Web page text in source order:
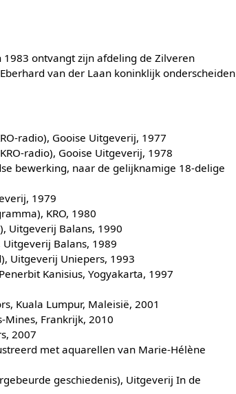
1983 ontvangt zijn afdeling de Zilveren
van der Laan koninklijk onderscheiden
radio), Gooise Uitgeverij, 1977
radio), Gooise Uitgeverij, 1978
bewerking, naar de gelijknamige 18-delige
1979
KRO, 1980
Uitgeverij Balans, 1990
Uitgeverij Balans, 1989
Uitgeverij Uniepers, 1993
Kanisius, Yogyakarta, 1997
Kuala Lumpur, Maleisië, 2001
Frankrijk, 2010
2007
met aquarellen van Marie-Hélène
geschiedenis), Uitgeverij In de